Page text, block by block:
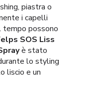
piastra o
i capelli
possono
SOS Liss
è stato
lo styling
liscio e un